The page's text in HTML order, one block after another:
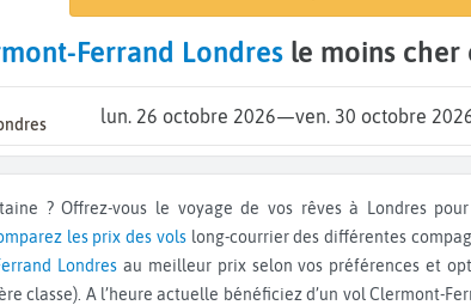
Ferrand Londres le moins cher
lun. 26 octobre 2026—ven. 30 octobre
les prix des volslong-courrier des différentes
Londres au meilleur prix selon vos préférences et
classe). A l’heure actuelle bénéficiez d’un vol Clermont-